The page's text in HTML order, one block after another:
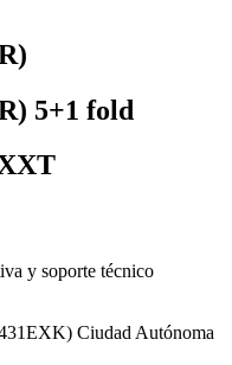
5+1 fold
y soporte técnico
Ciudad Autónoma